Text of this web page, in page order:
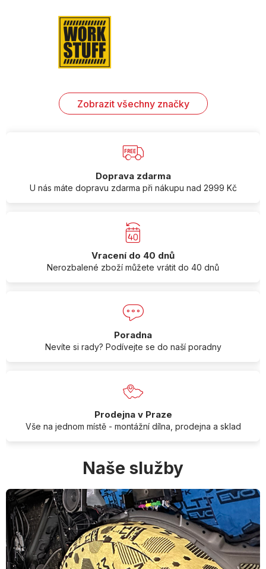
Zobrazit všechny značky
Doprava zdarma
U nás máte dopravu zdarma při nákupu nad 2999 Kč
Vracení do 40 dnů
Nerozbalené zboží můžete vrátit do 40 dnů
Poradna
Nevíte si rady? Podívejte se do naší poradny
Prodejna v Praze
Vše na jednom místě - montážní dílna, prodejna a sklad
Naše služby